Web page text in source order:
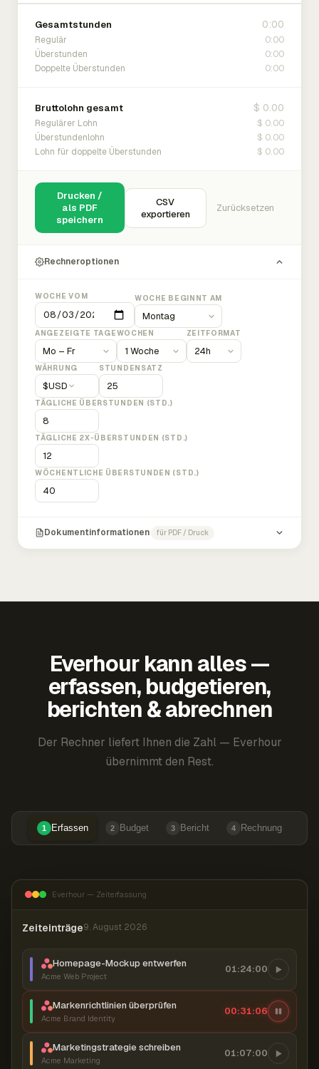
Gesamtstunden 0:00
Regulär 0:00
Überstunden 0:00
Doppelte Überstunden 0:00
Bruttolohn gesamt $ 0.00
Regulärer Lohn $ 0.00
Überstundenlohn $ 0.00
Lohn für doppelte Überstunden $ 0.00
Drucken /
als PDF
speichern
CSV
exportieren
Zurücksetzen
Rechneroptionen
WOCHE VOM WOCHE BEGINNT AM
ANGEZEIGTE TAGEWOCHEN ZEITFORMAT
WÄHRUNG
$USD
STUNDENSATZ
TÄGLICHE ÜBERSTUNDEN (STD.)
TÄGLICHE 2X-ÜBERSTUNDEN (STD.)
WÖCHENTLICHE ÜBERSTUNDEN (STD.)
Dokumentinformationen für PDF / Druck
Everhour kann alles —
erfassen, budgetieren,
berichten & abrechnen
Der Rechner liefert Ihnen die Zahl — Everhour
übernimmt den Rest.
1 Erfassen 2 Budget 3 Bericht 4 Rechnung
Everhour — Zeiterfassung
Zeiteinträge9. August 2026
Homepage-Mockup entwerfen
Acme Web Project
01:24:00
Markenrichtlinien überprüfen
Acme Brand Identity
00:31:07
Marketingstrategie schreiben
Acme Marketing
01:07:00